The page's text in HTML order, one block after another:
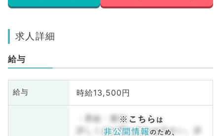
求人詳細
給与
給与 時給13,500円
・昇給・賞与
詳しくはお問い合わせ下さい。詳